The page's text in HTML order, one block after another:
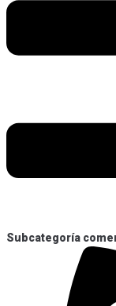
Subcategoría